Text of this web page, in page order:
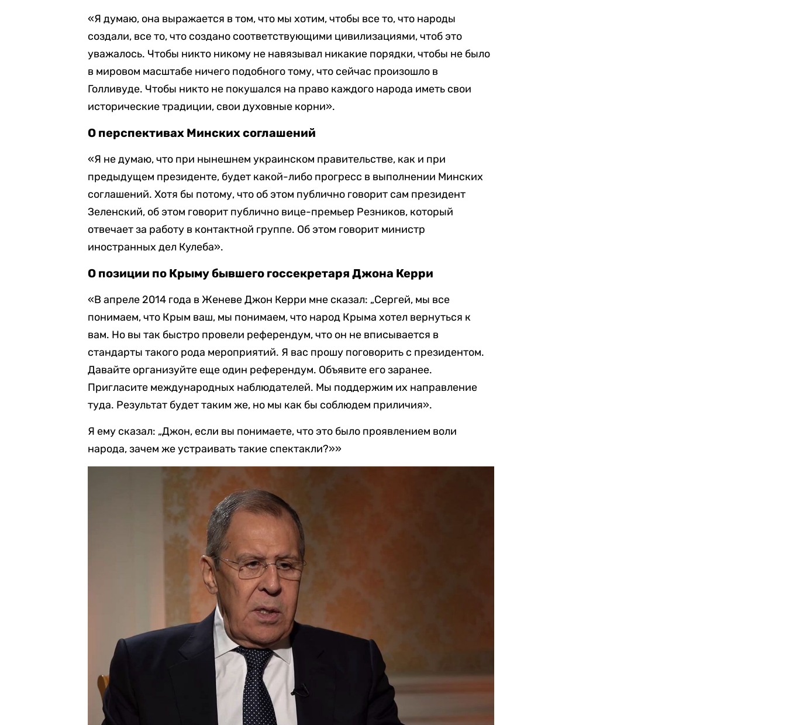
«Я думаю, она выражается в том, что мы хотим, чтобы все то, что народы
создали, все то, что создано соответствующими цивилизациями, чтоб это
уважалось. Чтобы никто никому не навязывал никакие порядки, чтобы не было
в мировом масштабе ничего подобного тому, что сейчас произошло в
Голливуде. Чтобы никто не покушался на право каждого народа иметь свои
исторические традиции, свои духовные корни».
О перспективах Минских соглашений
«Я не думаю, что при нынешнем украинском правительстве, как и при
предыдущем президенте, будет какой-либо прогресс в выполнении Минских
соглашений. Хотя бы потому, что об этом публично говорит сам президент
Зеленский, об этом говорит публично вице-премьер Резников, который
отвечает за работу в контактной группе. Об этом говорит министр
иностранных дел Кулеба».
О позиции по Крыму бывшего госсекретаря Джона Керри
«В апреле 2014 года в Женеве Джон Керри мне сказал: „Сергей, мы все
понимаем, что Крым ваш, мы понимаем, что народ Крыма хотел вернуться к
вам. Но вы так быстро провели референдум, что он не вписывается в
стандарты такого рода мероприятий. Я вас прошу поговорить с президентом.
Давайте организуйте еще один референдум. Объявите его заранее.
Пригласите международных наблюдателей. Мы поддержим их направление
туда. Результат будет таким же, но мы как бы соблюдем приличия».
Я ему сказал: „Джон, если вы понимаете, что это было проявлением воли
народа, зачем же устраивать такие спектакли?»»